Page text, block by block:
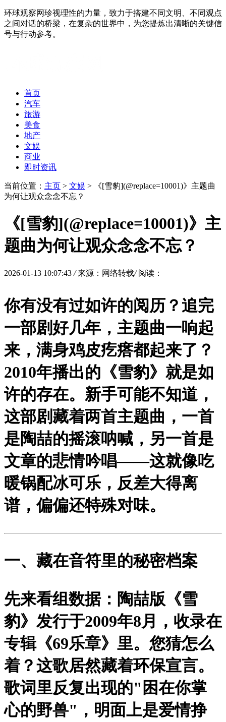
环球观察网珍视理性的力量，致力于搭建不同文明、不同观点
之间对话的桥梁，在复杂的世界中，为您提炼出清晰的关键信
号与行动参考。
首页
汽车
旅游
美食
地产
文娱
商业
即时资讯
当前位置： 主页 > 文娱 > 《[雪豹](@replace=10001)》主题曲
为何让观众念念不忘？
《[雪豹](@replace=10001)》主
题曲为何让观众念念不忘？
2026-01-13 10:07:43 / 来源：网络转载/ 阅读：
你有没有过如许的阅历？追完
一部剧好几年，主题曲一响起
来，满身鸡皮疙瘩都起来了？
2010年播出的《雪豹》就是如
许的存在。新手可能不知道，
这部剧藏着两首主题曲，一首
是陶喆的摇滚呐喊，另一首是
文章的悲情吟唱——这就像吃
暖锅配冰可乐，反差大得离
谱，偏偏还特殊对味。
一、藏在音符里的秘密档案
先来看组数据：陶喆版《雪
豹》发行于2009年8月，收录在
专辑《69乐章》里。您猜怎么
着？这歌居然藏着环保宣言。
歌词里反复出现的"困在你掌
心的野兽"，明面上是爱情挣